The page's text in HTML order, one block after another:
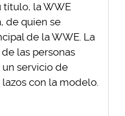
título, la WWE
de quien se
de la WWE. La
las personas
servicio de
con la modelo.